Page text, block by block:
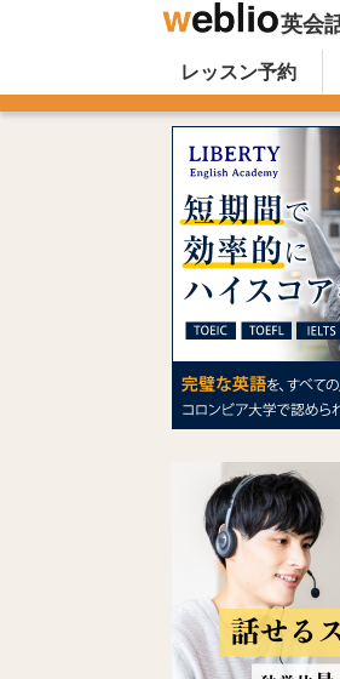
英会
オンライン英会
Skip to content
レッスン予約